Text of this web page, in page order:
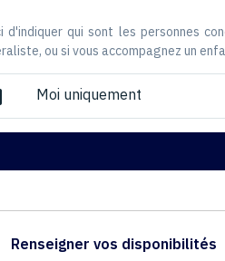
d'indiquer qui sont les personnes
ou si vous accompagnez un
Moi uniquement
Renseigner vos disponibilités